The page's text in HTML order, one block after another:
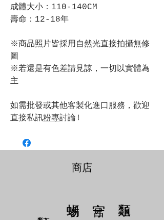
成體大小：110-140CM
壽命：12-18年
※商品照片皆採用自然光直接拍攝無修
圖
※若還是有色差請見諒，一切以實體為
主
如需批發或其他客製化進口服務，歡迎
直接私訊粉專討論!
商店